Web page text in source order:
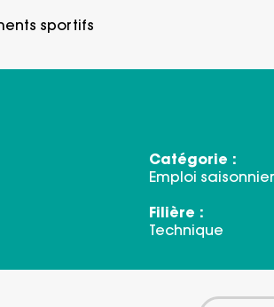
sportifs
Catégorie :
Emploi saisonnier
Filière :
Technique